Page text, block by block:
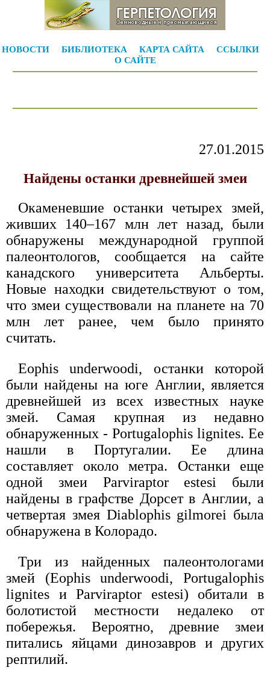
НОВОСТИ БИБЛИОТЕКА КАРТА САЙТА
ССЫЛКИ
О САЙТЕ
27.01.2015
Найдены останки древнейшей змеи
Окаменевшие останки четырех змей,
живших 140–167 млн лет назад, были
обнаружены международной группой
палеонтологов, сообщается на сайте
канадского университета Альберты.
Новые находки свидетельствуют о том,
что змеи существовали на планете на 70
млн лет ранее, чем было принято
считать.
Eophis underwoodi, останки которой
были найдены на юге Англии, является
древнейшей из всех известных науке
змей. Самая крупная из недавно
обнаруженных - Portugalophis lignites. Ее
нашли в Португалии. Ее длина
составляет около метра. Останки еще
одной змеи Parviraptor estesi были
найдены в графстве Дорсет в Англии, а
четвертая змея Diablophis gilmorei была
обнаружена в Колорадо.
Три из найденных палеонтологами
змей (Eophis underwoodi, Portugalophis
lignites и Parviraptor estesi) обитали в
болотистой местности недалеко от
побережья. Вероятно, древние змеи
питались яйцами динозавров и других
рептилий.